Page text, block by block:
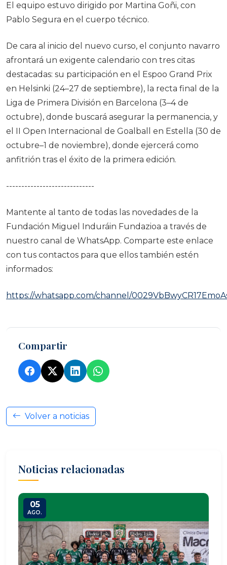
El equipo estuvo dirigido por Martina Goñi, con
Pablo Segura en el cuerpo técnico.
De cara al inicio del nuevo curso, el conjunto navarro
afrontará un exigente calendario con tres citas
destacadas: su participación en el Espoo Grand Prix
en Helsinki (24–27 de septiembre), la recta final de la
Liga de Primera División en Barcelona (3–4 de
octubre), donde buscará asegurar la permanencia, y
el II Open Internacional de Goalball en Estella (30 de
octubre–1 de noviembre), donde ejercerá como
anfitrión tras el éxito de la primera edición.
-----------------------------
Mantente al tanto de todas las novedades de la
Fundación Miguel Induráin Fundazioa a través de
nuestro canal de WhatsApp. Comparte este enlace
con tus contactos para que ellos también estén
informados:
https://whatsapp.com/channel/
Compartir
Volver a noticias
Noticias relacionadas
05
AGO.